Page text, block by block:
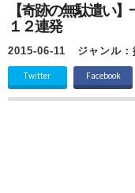
【奇跡の無駄遣い
１２連発
2015-06-11 ジャンル：
Twitter Facebook